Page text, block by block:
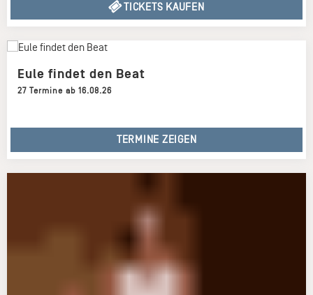
Eule findet den Beat
27 Termine ab 16.08.26
TERMINE ZEIGEN
TICKETS KAUFEN